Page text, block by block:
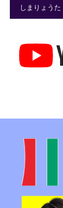
しまりょう